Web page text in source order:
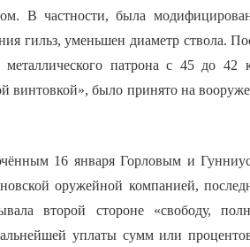
В частности, была
гильз, уменьшен диаметр ствола.
металлического патрона с 45 до 42
винтовкой», было принято на
16 января Горловым и
оружейной компанией,
второй стороне «свободу,
уплаты сумм или